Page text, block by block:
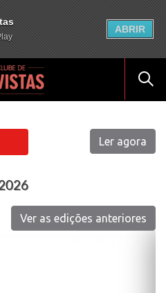
Ler agora
Ver as edições anteriores
ABRIR